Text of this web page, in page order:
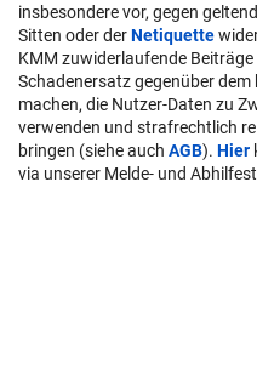
insbesondere vor, gegen
Sitten oder derNetiquette
KMM zuwiderlaufende
Schadenersatz gegenüber
machen, die Nutzer-Daten zu
verwenden und strafrechtlich
bringen (siehe auch AGB). Hier
via unserer Melde- und